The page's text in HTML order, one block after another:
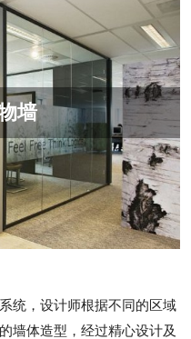
墙
统，设计师根据不同的区域
墙体造型，经过精心设计及